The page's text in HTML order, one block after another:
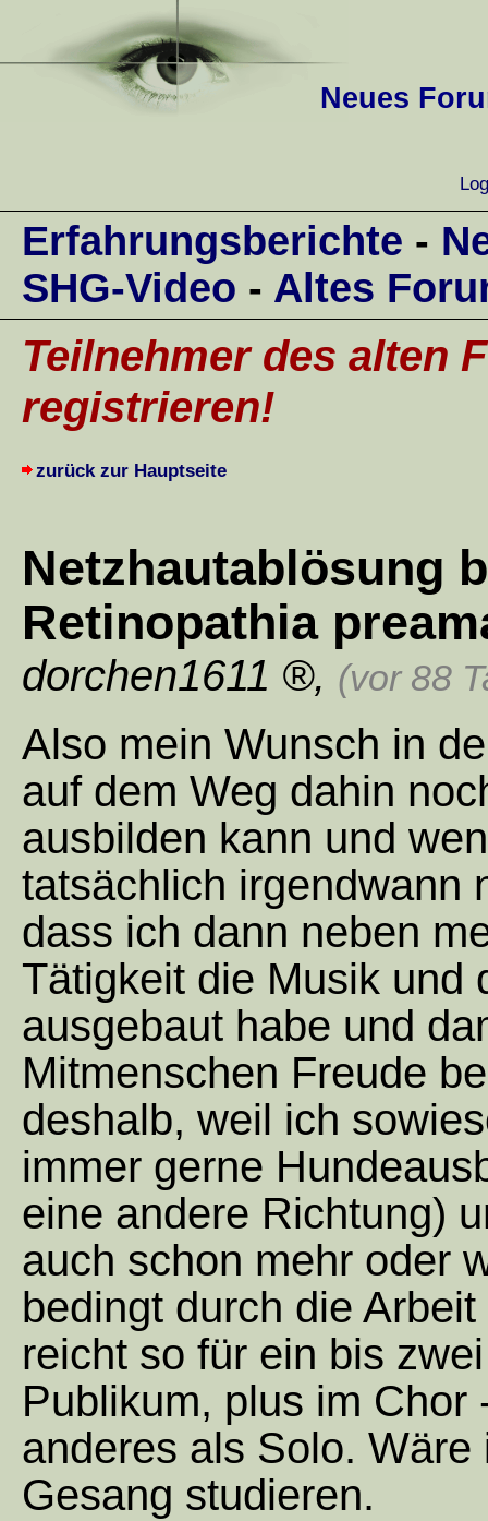
Neues
Erfahrungsberichte -
SHG-Video - Altes
Teilnehmer des alten
registrieren!
zurück zur Hauptseite
Netzhautablösung
Retinopathia
dorchen1611 , (vor 88
Also mein Wunsch in
auf dem Weg dahin
ausbilden kann und
tatsächlich irgendwann
dass ich dann neben
Tätigkeit die Musik und
ausgebaut habe und
Mitmenschen Freude
deshalb, weil ich
immer gerne
eine andere Richtung)
auch schon mehr oder
bedingt durch die
reicht so für ein bis
Publikum, plus im Chor
anderes als Solo.
Gesang studieren.